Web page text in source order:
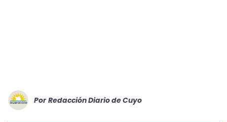
Por Redacción Diario de Cuyo